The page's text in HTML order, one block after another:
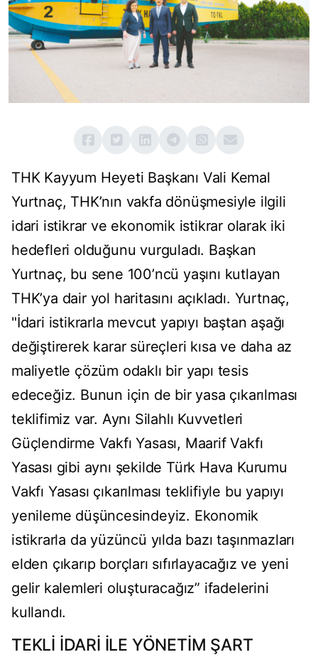
THK Kayyum Heyeti Başkanı Vali Kemal
Yurtnaç, THK’nın vakfa dönüşmesiyle ilgili
idari istikrar ve ekonomik istikrar olarak iki
hedefleri olduğunu vurguladı. Başkan
Yurtnaç, bu sene 100’ncü yaşını kutlayan
THK’ya dair yol haritasını açıkladı. Yurtnaç,
"İdari istikrarla mevcut yapıyı baştan aşağı
değiştirerek karar süreçleri kısa ve daha az
maliyetle çözüm odaklı bir yapı tesis
edeceğiz. Bunun için de bir yasa çıkarılması
teklifimiz var. Aynı Silahlı Kuvvetleri
Güçlendirme Vakfı Yasası, Maarif Vakfı
Yasası gibi aynı şekilde Türk Hava Kurumu
Vakfı Yasası çıkarılması teklifiyle bu yapıyı
yenileme düşüncesindeyiz. Ekonomik
istikrarla da yüzüncü yılda bazı taşınmazları
elden çıkarıp borçları sıfırlayacağız ve yeni
gelir kalemleri oluşturacağız” ifadelerini
kullandı.
TEKLİ İDARİ İLE YÖNETİM ŞART